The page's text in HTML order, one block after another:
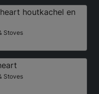
houtkachel en
Stoves
Stoves